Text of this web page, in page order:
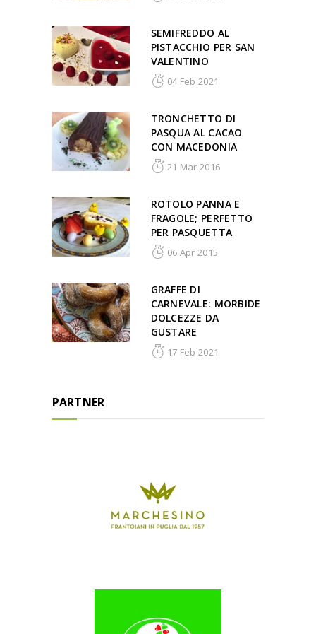
SEMIFREDDO AL
PISTACCHIO PER SAN
VALENTINO
04 Feb 2021
TRONCHETTO DI
PASQUA AL CACAO
CON MACEDONIA
21 Mar 2016
ROTOLO PANNA E
FRAGOLE; PERFETTO
PER PASQUETTA
06 Apr 2015
GRAFFE DI
CARNEVALE: MORBIDE
DOLCEZZE DA
GUSTARE
17 Feb 2021
PARTNER